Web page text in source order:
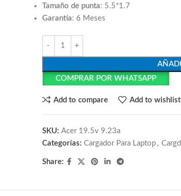
Tamaño de punta: 5.5*1.7
Garantía: 6 Meses
COMPRAR POR WHATSAPP
Add to compare Add to wishlist
SKU: Acer 19.5v 9.23a
Categorías: Cargador Para Laptop ,
Share: